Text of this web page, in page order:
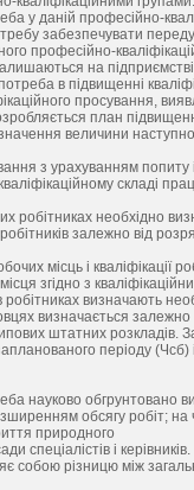
у даній професійно-
забезпечувати
професійно-
на
в підвищенні
просування,
план
величини
з урахуванням попиту
складі
робітниках необхідно
залежно від
місць і
згідно з
визначають
визначається
штатних
періоду
науково
обсягу робіт; на
природного
спеціалістів і керівників.
собою різницю між